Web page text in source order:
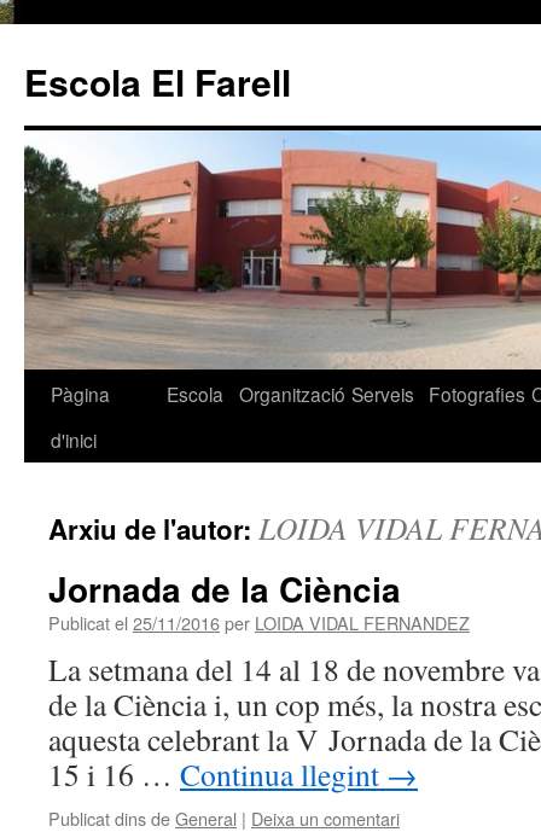
Escola El Farell
Vés
Pàgina
d'inici
Escola Organització Serveis Fotografies
Arxiu de l'autor: LOIDA VIDAL
Jornada de la Ciència
Publicat el 25/11/2016per LOIDA VIDAL FERNANDEZ
La setmana del 14 al 18 de novembre
de la Ciència i, un cop més, la nostra
aquesta celebrant la V Jornada de la
15 i 16 … Continua llegint →
Publicat dins deGeneral | Deixa un comentari